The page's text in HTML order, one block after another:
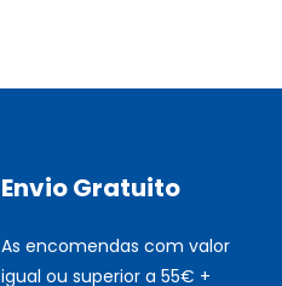
Envio Gratuito
As encomendas com valor
igual ou superior a 55€ +